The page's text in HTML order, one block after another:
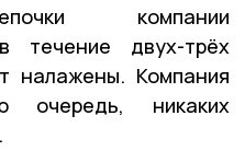
компании
течение двух-трёх
налажены. Компания
очередь, никаких